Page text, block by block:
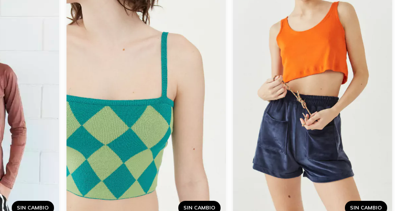
SIN CAMBIO SIN CAMBIO SIN CAMBIO